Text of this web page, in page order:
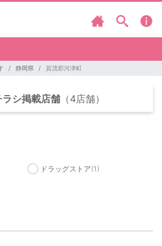
静岡県 賀茂郡河津町
シ掲載店舗 （4店舗）
ドラッグストア(1)